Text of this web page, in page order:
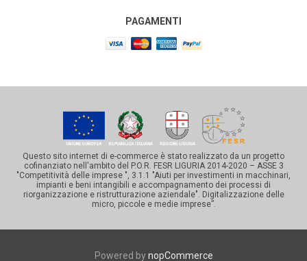
PAGAMENTI
Questo sito internet di e-commerce è stato realizzato da un progetto
cofinanziato nell'ambito del P.O.R. FESR LIGURIA 2014-2020 – ASSE 3
"Competitività delle imprese ", 3.1.1 "Aiuti per investimenti in macchinari,
impianti e beni intangibili e accompagnamento dei processi di
riorganizzazione e ristrutturazione aziendale". Digitalizzazione delle
micro, piccole e medie imprese”.
Powered bynopCommerce